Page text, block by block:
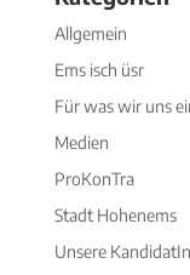
Allgemein
Ems isch üsr
Für was wir uns
Medien
ProKonTra
Stadt Hohenems
Unsere